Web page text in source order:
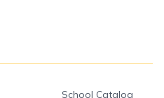
School Catalog